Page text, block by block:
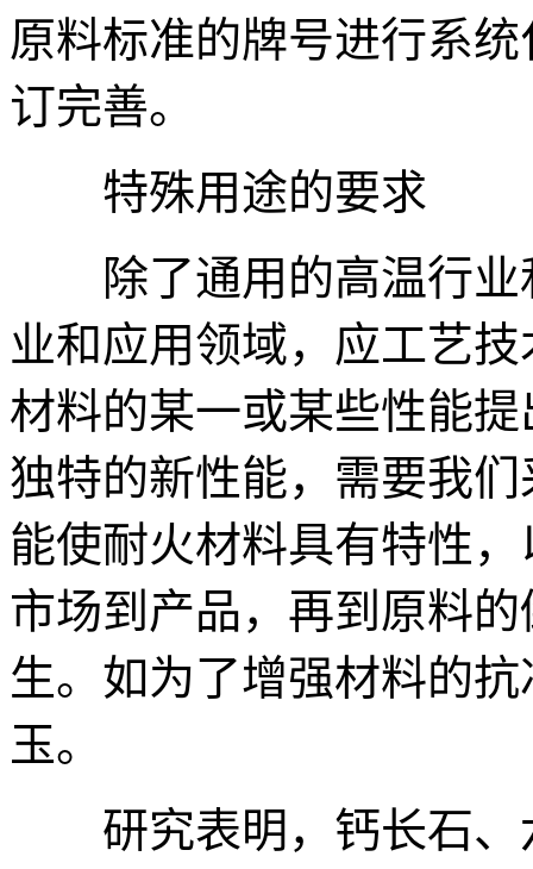
原料标准的牌号进行系
订完善。
特殊用途的要求
除了通用的高温行业
业和应用领域，应工艺
材料的某一或某些性能
独特的新性能，需要我
能使耐火材料具有特性
市场到产品，再到原料
生。如为了增强材料的
玉。
研究表明，钙长石、